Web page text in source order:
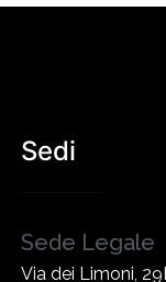
Sedi
Sede Legale
Via dei Limoni,